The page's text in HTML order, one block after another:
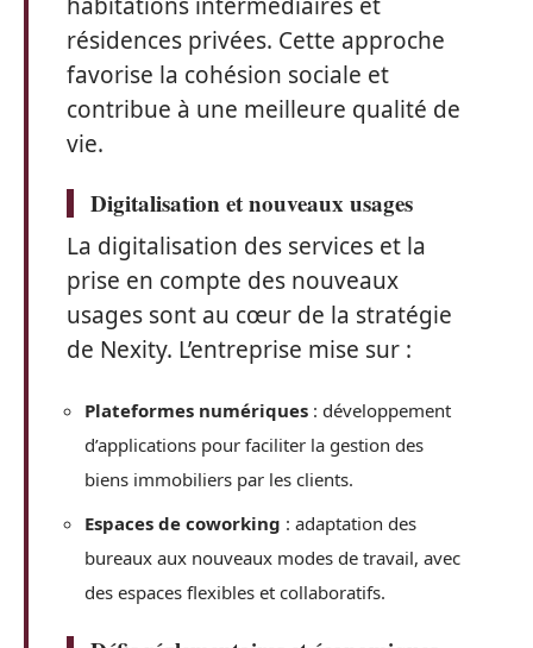
résidences privées. Cette approche
favorise la cohésion sociale et
contribue à une meilleure qualité de
vie.
Digitalisation et nouveaux usages
La digitalisation des services et la
prise en compte des nouveaux
usages sont au cœur de la stratégie
de Nexity. L’entreprise mise sur :
Plateformes numériques : développement
d’applications pour faciliter la gestion des
biens immobiliers par les clients.
Espaces de coworking : adaptation des
bureaux aux nouveaux modes de travail, avec
des espaces flexibles et collaboratifs.